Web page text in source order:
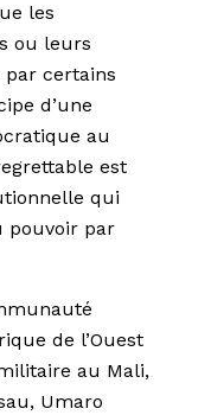
les
ou leurs
certains
d’une
au
est
qui
pouvoir par
de l’Ouest
au Mali,
Umaro